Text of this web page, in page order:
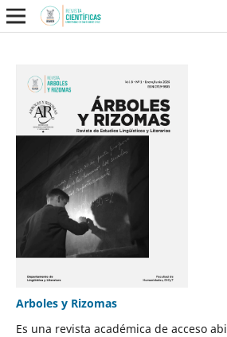
Arboles y Rizomas
Es una revista académica de acceso